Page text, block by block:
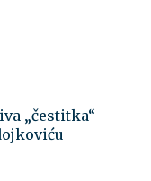
„čestitka“ –